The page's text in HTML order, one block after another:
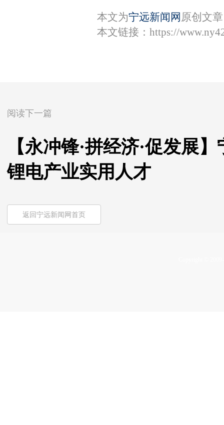
本文为宁远新闻网 原创文
本文链接： https://
阅读下一篇
【永冲锋·拼经济·促发展
锂电产业实用人才
返回宁远新闻网首页